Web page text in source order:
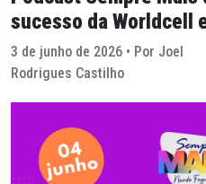
sucesso da Worldcell
3 de junho de 2026 • Por Joel
Rodrigues Castilho